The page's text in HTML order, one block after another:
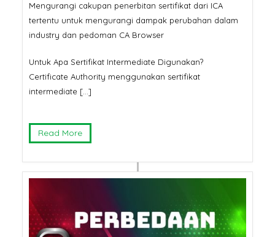
Mengurangi cakupan penerbitan sertifikat dari ICA
tertentu untuk mengurangi dampak perubahan dalam
industry dan pedoman CA Browser
Untuk Apa Sertifikat Intermediate Digunakan?
Certificate Authority menggunakan sertifikat
intermediate […]
Read More